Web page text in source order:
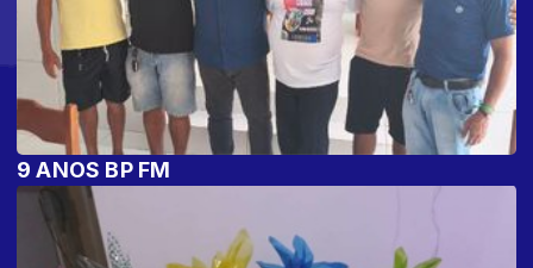
9 ANOS BP FM